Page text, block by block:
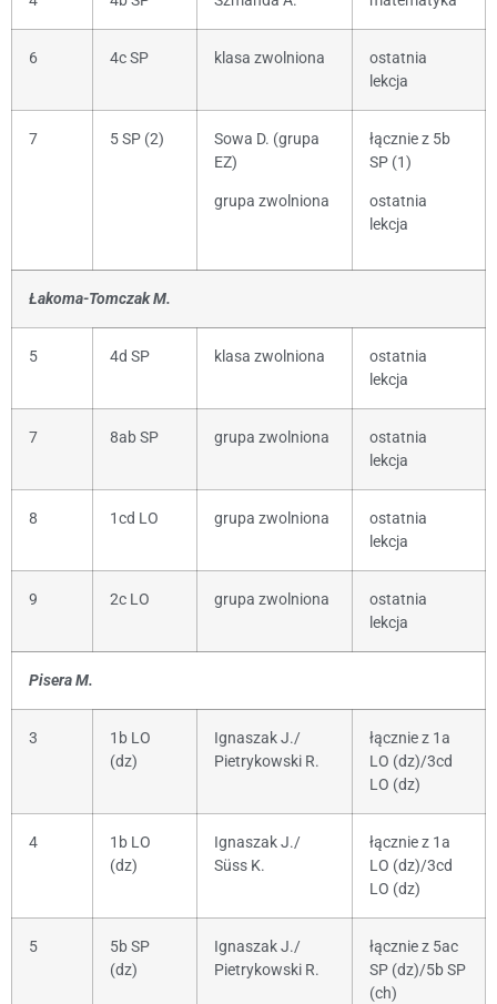
6 4c SP klasa zwolniona
ostatnia
lekcja
7 5 SP (2)
Sowa D. (grupa
EZ)
grupa zwolniona
łącznie z 5b
SP (1)
ostatnia
lekcja
Łakoma-Tomczak M.
5 4d SP klasa zwolniona
ostatnia
lekcja
7 8ab SP grupa zwolniona
ostatnia
lekcja
8 1cd LO grupa zwolniona
ostatnia
lekcja
9 2c LO grupa zwolniona
ostatnia
lekcja
Pisera M.
3
1b LO
(dz)
Ignaszak J./
Pietrykowski R.
łącznie z 1a
LO (dz)/3cd
LO (dz)
4
1b LO
(dz)
Ignaszak J./
Süss K.
łącznie z 1a
LO (dz)/3cd
LO (dz)
5
5b SP
(dz)
Ignaszak J./
Pietrykowski R.
łącznie z 5ac
SP (dz)/5b SP
(ch)